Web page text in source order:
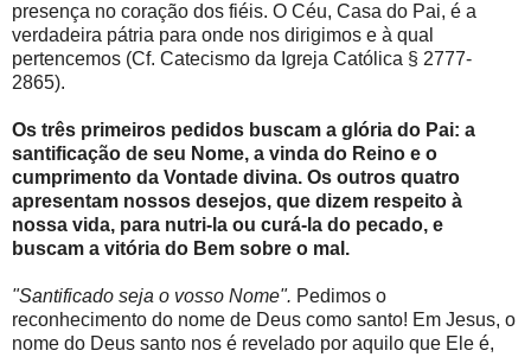
presença no coração dos fiéis. O Céu, Casa do Pai, é a
verdadeira pátria para onde nos dirigimos e à qual
pertencemos (Cf. Catecismo da Igreja Católica § 2777-
2865).
Os três primeiros pedidos buscam a glória do Pai: a
santificação de seu Nome, a vinda do Reino e o
cumprimento da Vontade divina. Os outros quatro
apresentam nossos desejos, que dizem respeito à
nossa vida, para nutri-la ou curá-la do pecado, e
buscam a vitória do Bem sobre o mal.
"Santificado seja o vosso Nome". Pedimos o
reconhecimento do nome de Deus como santo! Em Jesus, o
nome do Deus santo nos é revelado por aquilo que Ele é,